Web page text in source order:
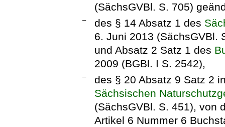
(SächsGVBl. S. 705)
– des § 14 Absatz 1 des
6. Juni 2013 (SächsGVBl.
und Absatz 2 Satz 1 des
2009 (BGBl. I S. 2542),
–
des § 20 Absatz 9 Satz 2
Sächsischen
(SächsGVBl. S. 451), von
Artikel 6 Nummer 6